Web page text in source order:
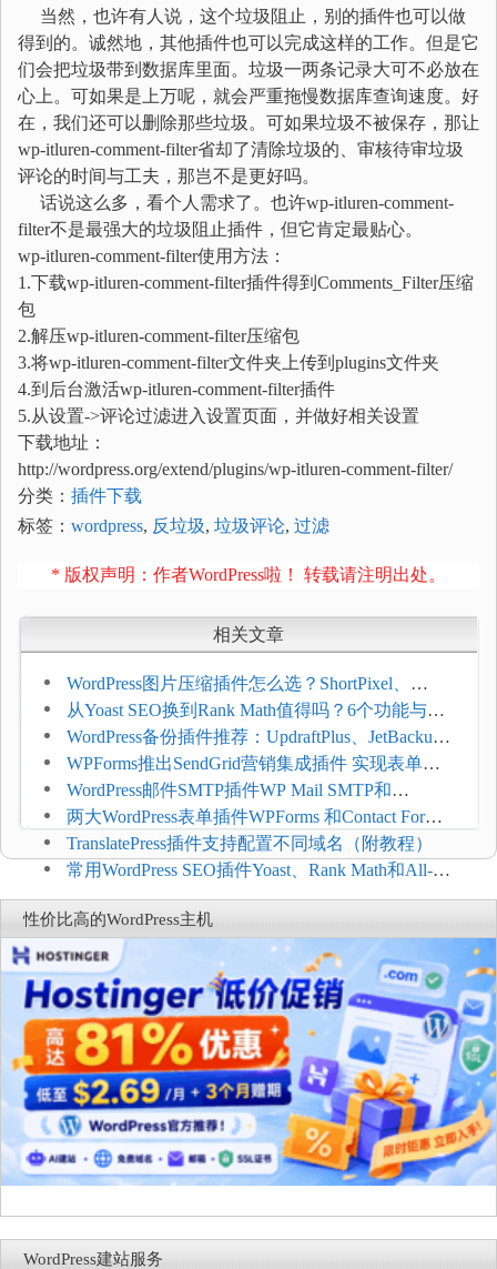
当然，也许有人说，这个垃圾阻止，别的插件也可以做
得到的。诚然地，其他插件也可以完成这样的工作。但是它
们会把垃圾带到数据库里面。垃圾一两条记录大可不必放在
心上。可如果是上万呢，就会严重拖慢数据库查询速度。好
在，我们还可以删除那些垃圾。可如果垃圾不被保存，那让
wp-itluren-comment-filter省却了清除垃圾的、审核待审垃圾
评论的时间与工夫，那岂不是更好吗。
话说这么多，看个人需求了。也许wp-itluren-comment-
filter不是最强大的垃圾阻止插件，但它肯定最贴心。
wp-itluren-comment-filter使用方法：
1.下载wp-itluren-comment-filter插件得到Comments_Filter压缩
包
2.解压wp-itluren-comment-filter压缩包
3.将wp-itluren-comment-filter文件夹上传到plugins文件夹
4.到后台激活wp-itluren-comment-filter插件
5.从设置->评论过滤进入设置页面，并做好相关设置
下载地址：
http://wordpress.org/extend/plugins/wp-itluren-comment-filter/
分类： 插件下载
标签： wordpress, 反垃圾, 垃圾评论, 过滤
* 版权声明：作者WordPress啦！ 转载请注明出处。
相关文章
WordPress图片压缩插件怎么选？ShortPixel、
Imagify、Smush和EWWW全面对比
从Yoast SEO换到Rank Math值得吗？6个功能与切
换前检查清单
WordPress备份插件推荐：UpdraftPlus、JetBackup
和主机自动备份等方案
WPForms推出SendGrid营销集成插件 实现表单联
系人自动同步
WordPress邮件SMTP插件WP Mail SMTP和
FluentSMT对比评测
两大WordPress表单插件WPForms 和Contact Form 7
哪个好
TranslatePress插件支持配置不同域名（附教程）
常用WordPress SEO插件Yoast、Rank Math和All-in-
One SEO对比分析
性价比高的WordPress主机
WordPress建站服务